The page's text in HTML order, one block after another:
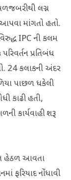
લગ્ન
માંગતો હતો.
IPC ની કલમ
પ્રતિબંધ
24 કલાકની અંદર
પાછળ ધકેલી
કાઢી હતી,
કાર્યવાહી શરૂ
હેઠળ આવતા
ફરિયાદ નોંધાવી